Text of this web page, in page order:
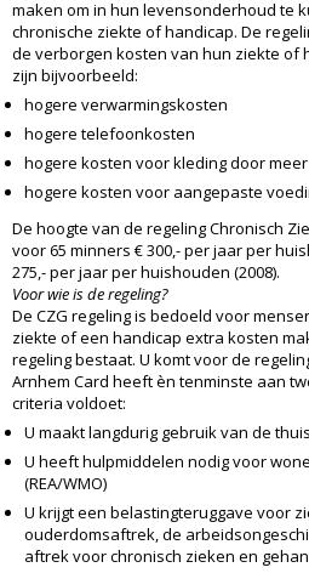
maken om in hun levensonderhoud te
chronische ziekte of handicap. De
de verborgen kosten van hun ziekte of
zijn bijvoorbeeld:
hogere verwarmingskosten
hogere telefoonkosten
hogere kosten voor kleding door
hogere kosten voor aangepaste
De hoogte van de regeling Chronisch
voor 65 minners € 300,- per jaar per
275,- per jaar per huishouden (2008).
Voor wie is de regeling?
De CZG regeling is bedoeld voor
ziekte of een handicap extra kosten
regeling bestaat. U komt voor de
Arnhem Card heeft èn tenminste aan
criteria voldoet:
U maakt langdurig gebruik van de
U heeft hulpmiddelen nodig voor
(REA/WMO)
U krijgt een belastingteruggave voor
ouderdomsaftrek, de
aftrek voor chronisch zieken en